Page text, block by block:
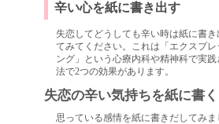
辛い心を紙に書き出す
失恋してどうしても辛い時は紙に書
てみてください。これは「エクスプレ
ング」という心療内科や精神科で実
法で2つの効果があります。
失恋の辛い気持ちを紙に書く
思っている感情を紙に書きだしてみま